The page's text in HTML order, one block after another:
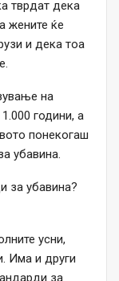
тврдат дека
жените ќе
и дека тоа
на
години, а
понекогаш
убавина.
за убавина?
усни,
Има и други
за